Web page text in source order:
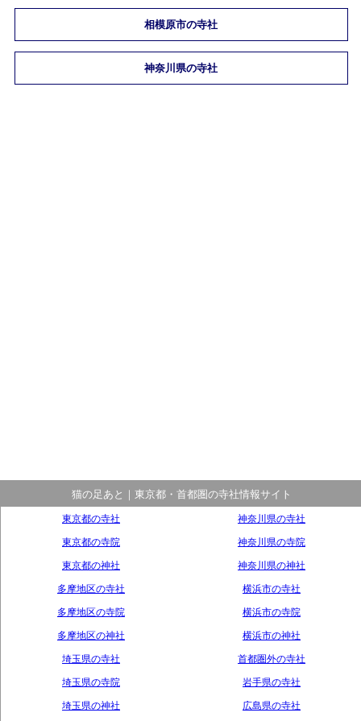
相模原市の寺社
神奈川県の寺社
猫の足あと｜東京都・首都圏の寺社情報サイト
東京都の寺社
東京都の寺院
東京都の神社
多摩地区の寺社
多摩地区の寺院
多摩地区の神社
神奈川県の寺社
神奈川県の寺院
神奈川県の神社
横浜市の寺社
横浜市の寺院
横浜市の神社
埼玉県の寺社
埼玉県の寺院
埼玉県の神社
首都圏外の寺社
岩手県の寺社
広島県の寺社